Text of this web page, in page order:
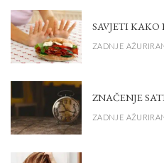
SAVJETI
ZADNJE
ZNAČENJE
ZADNJE